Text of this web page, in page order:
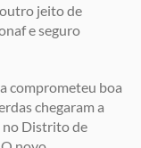
jeito de
e seguro
comprometeu boa
chegaram a
no Distrito de